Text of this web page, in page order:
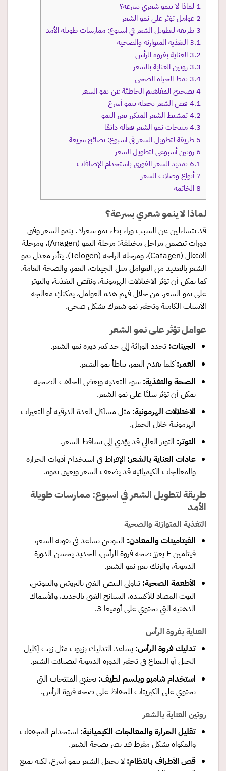
1 لماذا لا ينمو شعري بسرعة؟
2 عوامل تؤثر على نمو الشعر
3 طريقة لتطويل الشعر في اسبوع: ممارسات طويلة الأمد
3.1 التغذية المتوازنة والصحية
3.2 العناية بفروة الرأس
3.3 روتين العناية بالشعر
3.4 نمط الحياة الصحي
4تصحيح المفاهيم الخاطئة عن نمو الشعر
4.1 قص الشعر يجعله ينمو أسرع
4.2تمشيط الشعر المتكرر يعزز النمو
4.3منتجات نمو الشعر فعالة دائمًا
5 طريقة لتطويل الشعر في اسبوع: نصائح سريعة
6 روتين أسبوعي لتطويل الشعر
6.1 تمديد الشعر الفوري باستخدام الإضافات
7أنواع وصلات الشعر
8 الخاتمة
لماذا لا ينمو شعري بسرعة؟
قد تتساءلين عن السبب وراء بطء نمو شعرك. ينمو الشعر وفق
دورات تتضمن مراحل مختلفة: مرحلة النمو (Anagen)، ومرحلة
الانتقال (Catagen)، ومرحلة الراحة (Telogen). يتأثر معدل نمو
الشعر بالعديد من العوامل مثل الجينات، العمر، والصحة العامة.
كما يمكن أن تؤثر الاختلالات الهرمونية، ونقص التغذية، والتوتر
على نمو الشعر. من خلال فهم هذه العوامل، يمكنكِ معالجة
الأسباب الكامنة وتحفيز نمو شعرك بشكل صحي.
عوامل تؤثر على نمو الشعر
الجينات: تحدد الوراثة إلى حد كبير دورة نمو الشعر.
العمر:كلما تقدم العمر، تباطأ نمو الشعر.
الصحة والتغذية: سوء التغذية وبعض الحالات الصحية
يمكن أن تؤثر سلبًا على نمو الشعر.
الاختلالات الهرمونية: مثل مشاكل الغدة الدرقية أو التغيرات
الهرمونية خلال الحمل.
التوتر: التوتر العالي قد يؤدي إلى تساقط الشعر.
عادات العناية بالشعر: الإفراط في استخدام أدوات الحرارة
والمعالجات الكيميائية قد يضعف الشعر ويعيق نموه.
طريقة لتطويل الشعر في اسبوع: ممارسات طويلة
الأمد
التغذية المتوازنة والصحية
الفيتامينات والمعادن: البيوتين يساعد في تقوية الشعر،
فيتامين E يعزز صحة فروة الرأس، الحديد يحسن الدورة
الدموية، والزنك يعزز نمو الشعر.
الأطعمة الصحية: تناولي البيض الغني بالبروتين والبيوتين،
التوت المضاد للأكسدة، السبانخ الغني بالحديد، والأسماك
الدهنية التي تحتوي على أوميغا 3.
العناية بفروة الرأس
تدليك فروة الرأس: يساعد التدليك بزيوت مثل زيت إكليل
الجبل أو النعناع في تحفيز الدورة الدموية لبصيلات الشعر.
استخدام شامبو وبلسم لطيف: تجنبي المنتجات التي
تحتوي على الكبريتات للحفاظ على صحة فروة الرأس.
روتين العناية بالشعر
تقليل الحرارة والمعالجات الكيميائية: استخدام المجففات
والمكواة بشكل مفرط قد يضر بصحة الشعر.
قص الأطراف بانتظام: لا يجعل الشعر ينمو أسرع، لكنه يمنع